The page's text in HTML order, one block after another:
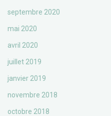
septembre 2020
mai 2020
avril 2020
juillet 2019
janvier 2019
novembre 2018
octobre 2018